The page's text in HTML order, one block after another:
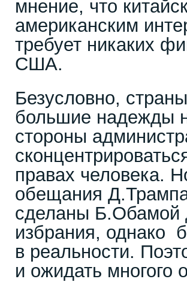
мнение, что
американским
требует никаких
США.
Безусловно,
большие надежды
стороны
правах человека.
обещания
сделаны Б.Обамой
избрания, однако
в реальности.
и ожидать многого